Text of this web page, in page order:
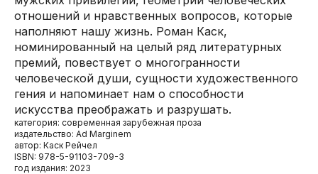
отношений и нравственных вопросов, которые
наполняют нашу жизнь. Роман Каск,
номинированный на целый ряд литературных
премий, повествует о многогранности
человеческой души, сущности художественного
гения и напоминает нам о способности
искусства преображать и разрушать.
категория: современная зарубежная проза
издательство: Ad Marginem
автор: Каск Рейчел
ISBN: 978-5-91103-709-3
год издания: 2023